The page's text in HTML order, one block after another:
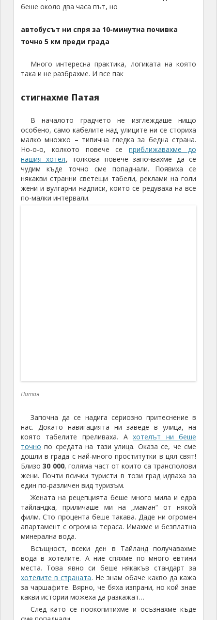
точно5км преди града
така и не разбрахме. И все пак
особено, само кабелите над улиците ни се сториха
малко множко – типична гледка за бедна страна.
Но-о-о, колкото повече сеприближавахме до
нашия хотел, толкова повече започвахме да се
чудим къде точно сме попаднали. Появиха се
някакви странни светещи табели, реклами на голи
жени и вулгарни надписи, които се редуваха на все
по-малки интервали.
Патая
нас. Докато навигацията ни заведе в улица, на
която табелите преливаха. Ахотелът ни беше
точно
по средата на тази улица. Оказа се, че сме
дошли в града с най-много проститутки в цял свят!
Близо 30 000, голяма част от които са трансполови
жени. Почти всички туристи в този град идваха за
един по-различен вид туризъм.
Жената на рецепцията беше много мила и едра
тайландка, приличаше ми на „маман“ от някой
филм. Сто процента беше такава. Даде ни огромен
апартамент с огромна тераса. Имахме и безплатна
минерална вода.
Всъщност, всеки ден в Тайланд получавахме
вода в хотелите. А ние спяхме по много евтини
места. Това явно си беше някакъв стандарт за
хотелите в страната. Не знам обаче какво да кажа
за чаршафите. Вярно, че бяха изпрани, но кой знае
какви истории можеха да разкажат…
След като се поокопитихме и осъзнахме къде
сме попаднали,